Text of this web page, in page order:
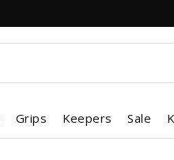
Grips Keepers Sale